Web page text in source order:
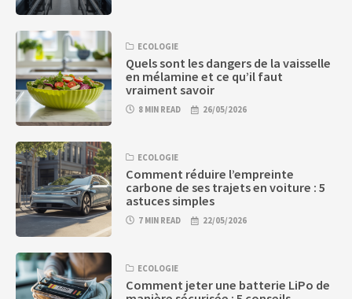
ECOLOGIE
Quels sont les dangers de la vaisselle
en mélamine et ce qu’il faut
vraiment savoir
8 MIN READ 26/05/2026
ECOLOGIE
Comment réduire l’empreinte
carbone de ses trajets en voiture : 5
astuces simples
7 MIN READ 22/05/2026
ECOLOGIE
Comment jeter une batterie LiPo de